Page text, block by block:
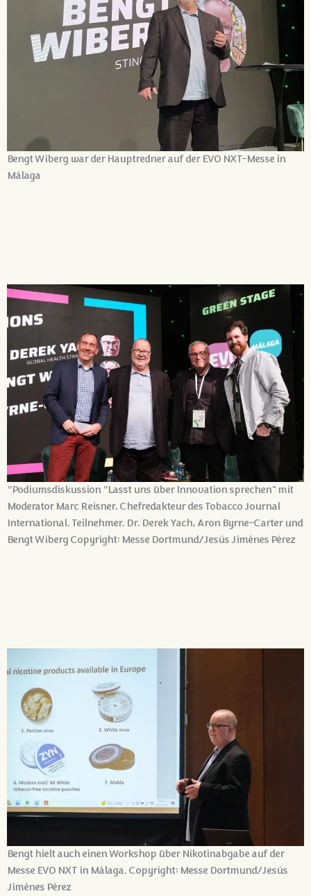
Bengt Wiberg war der Hauptredner auf der EVO NXT-Messe in
Málaga
”Podiumsdiskussion ”Lasst uns über Innovation sprechen" mit
Moderator Marc Reisner, Chefredakteur des Tobacco Journal
International. Teilnehmer. Dr. Derek Yach, Aron Byrne-Carter und
Bengt Wiberg Copyright: Messe Dortmund/Jesús Jiménes Pérez
Bengt hielt auch einen Workshop über Nikotinabgabe auf der
Messe EVO NXT in Málaga. Copyright: Messe Dortmund/Jesús
Jiménes Pérez